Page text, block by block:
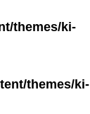
themes/ki-
themes/ki-